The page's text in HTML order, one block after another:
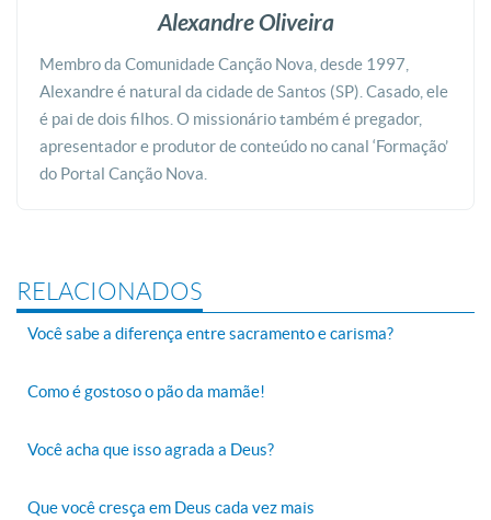
Alexandre Oliveira
Membro da Comunidade Canção Nova, desde 1997,
Alexandre é natural da cidade de Santos (SP). Casado, ele
é pai de dois filhos. O missionário também é pregador,
apresentador e produtor de conteúdo no canal ‘Formação’
do Portal Canção Nova.
RELACIONADOS
Você sabe a diferença entre sacramento e carisma?
Como é gostoso o pão da mamãe!
Você acha que isso agrada a Deus?
Que você cresça em Deus cada vez mais